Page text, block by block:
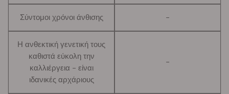
Σύντομοι χρόνοι άνθισης -
Η ανθεκτική γενετική τους
καθιστά εύκολη την
καλλιέργεια - είναι
ιδανικές αρχάριους
-